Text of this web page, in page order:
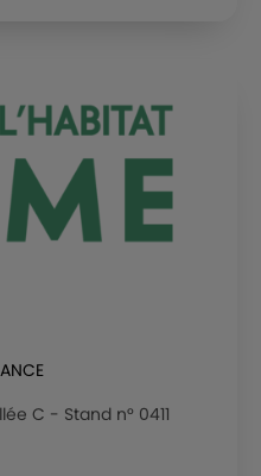
C - Stand n° 0411